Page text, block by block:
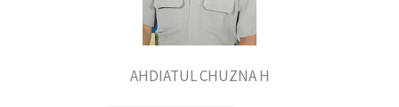
AHDIATUL CHUZNA H